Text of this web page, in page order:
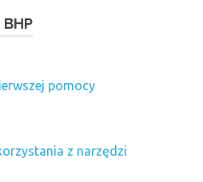
BHP
pomocy
z narzędzi